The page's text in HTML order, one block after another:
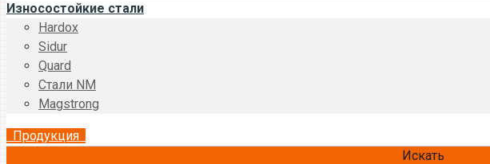
Износостойкие стали
Hardox
Sidur
Quard
Стали NM
Magstrong
Продукция
Искать